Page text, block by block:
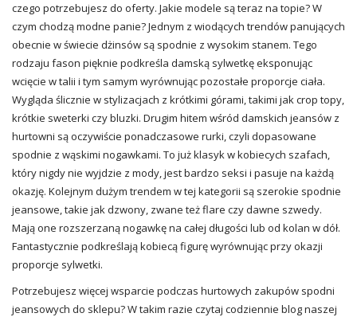
czego potrzebujesz do oferty. Jakie modele są teraz na topie? W
czym chodzą modne panie? Jednym z wiodących trendów panujących
obecnie w świecie dżinsów są spodnie z wysokim stanem. Tego
rodzaju fason pięknie podkreśla damską sylwetkę eksponując
wcięcie w talii i tym samym wyrównując pozostałe proporcje ciała.
Wygląda ślicznie w stylizacjach z krótkimi górami, takimi jak crop topy,
krótkie sweterki czybluzki. Drugim hitem wśród damskich jeansów z
hurtowni są oczywiście ponadczasowe rurki, czyli dopasowane
spodnie z wąskimi nogawkami. To już klasyk w kobiecych szafach,
który nigdy nie wyjdzie z mody, jest bardzo seksi i pasuje na każdą
okazję. Kolejnym dużym trendem w tej kategorii są szerokie spodnie
jeansowe, takie jak dzwony, zwane też flare czy dawne szwedy.
Mają one rozszerzaną nogawkę na całej długości lub od kolan w dół.
Fantastycznie podkreślają kobiecą figurę wyrównując przy okazji
proporcje sylwetki.
Potrzebujesz więcej wsparcie podczas hurtowych zakupów spodni
jeansowych do sklepu? W takim razie czytaj codziennie blog naszej